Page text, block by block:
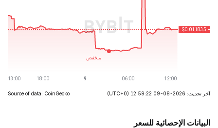
آخر تحديث: 2026-08-09 12:59:22 (UTC+0)
Source of data: CoinGecko
البيانات الإحصائية للسعر